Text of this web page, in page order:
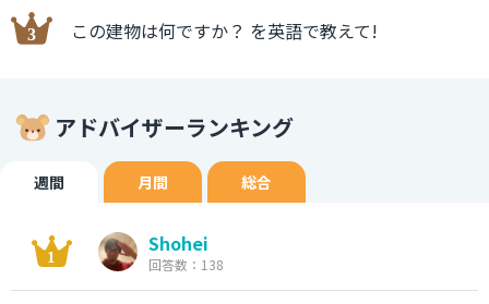
この建物は何ですか？ を英語で教えて!
アドバイザーランキング
週間 月間 総合
Shohei
回答数：138